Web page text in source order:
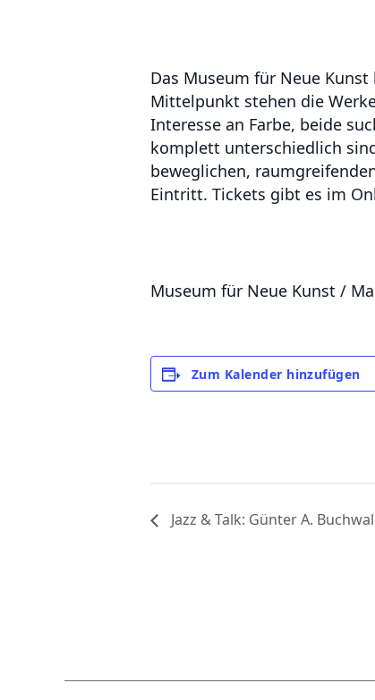
Das Museum für Neue Kunst
Mittelpunkt stehen die
Interesse an Farbe, beide
komplett unterschiedlich
beweglichen,
Eintritt. Tickets gibt es im
Museum für Neue Kunst /
Zum Kalender hinzufügen
Jazz & Talk: Günter A.